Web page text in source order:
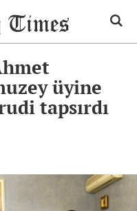
üyine
tapsırdı